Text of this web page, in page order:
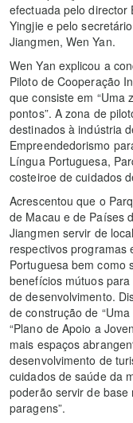
efectuada pelo director
Yingjie e pelo
Jiangmen, Wen Yan.
Wen Yan explicou a
Piloto de Cooperação
que consiste em “Uma
pontos”. A zona de
destinados à indústria
Empreendedorismo
Língua Portuguesa,
costeiroe de cuidados
Acrescentou que o
de Macau e de Países
Jiangmen servir de
respectivos programas
Portuguesa bem como
benefícios mútuos
de desenvolvimento.
de construção de
“Plano de Apoio a
mais espaços
desenvolvimento de
cuidados de saúde da
poderão servir de base
paragens”.